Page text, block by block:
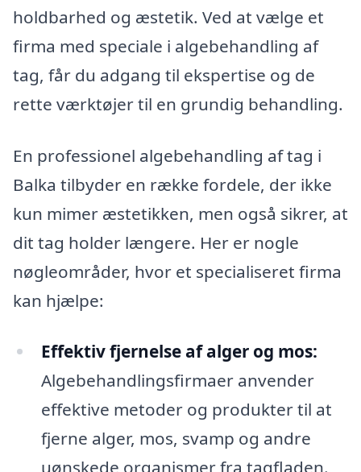
holdbarhed og æstetik. Ved at vælge et
firma med speciale i algebehandling af
tag, får du adgang til ekspertise og de
rette værktøjer til en grundig behandling.
En professionel algebehandling af tag i
Balka tilbyder en række fordele, der ikke
kun mimer æstetikken, men også sikrer, at
dit tag holder længere. Her er nogle
nøgleområder, hvor et specialiseret firma
kan hjælpe:
Effektiv fjernelse af alger og mos:
Algebehandlingsfirmaer anvender
effektive metoder og produkter til at
fjerne alger, mos, svamp og andre
uønskede organismer fra tagfladen.